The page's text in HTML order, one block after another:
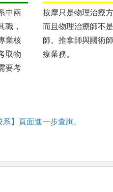
中兩
職，
業核
取物
要考
按摩只是物理治療
而且物理治療師不
師。推拿師與國術
療業務。
】頁面進一步查詢。